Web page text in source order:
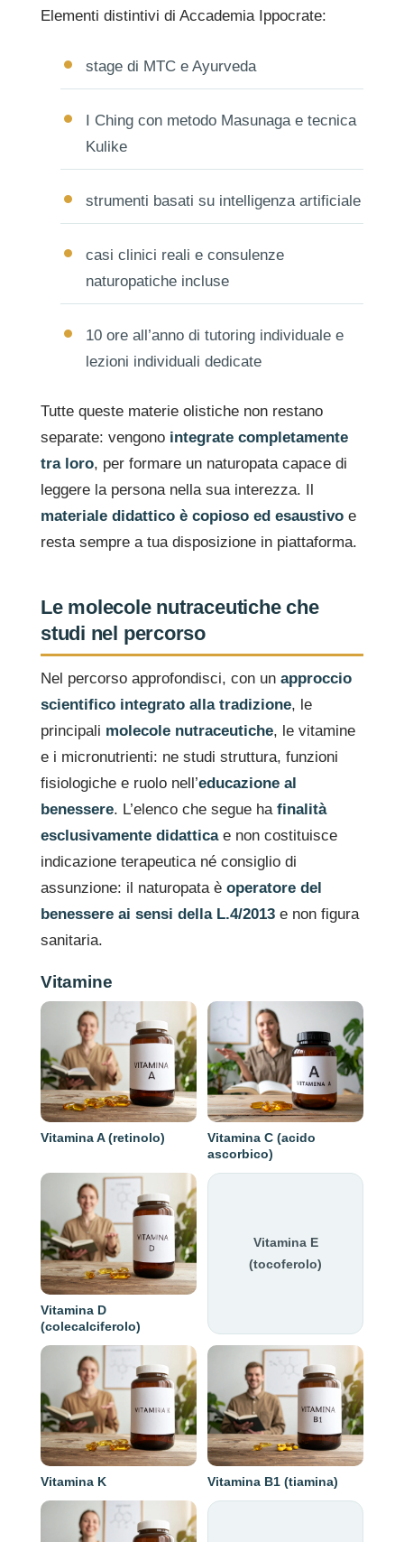
Elementi distintivi di Accademia Ippocrate:
stage di MTC e Ayurveda
I Ching con metodo Masunaga e tecnica
Kulike
strumenti basati su intelligenza artificiale
casi clinici reali e consulenze
naturopatiche incluse
10 ore all’anno di tutoring individuale e
lezioni individuali dedicate
Tutte queste materie olistiche non restano
separate: vengono integrate completamente
tra loro, per formare un naturopata capace di
leggere la persona nella sua interezza. Il
materiale didattico è copioso ed esaustivo e
resta sempre a tua disposizione in piattaforma.
Le molecole nutraceutiche che
studi nel percorso
Nel percorso approfondisci, con un approccio
scientifico integrato alla tradizione, le
principali molecole nutraceutiche, le vitamine
e i micronutrienti: ne studi struttura, funzioni
fisiologiche e ruolo nell’educazione al
benessere. L’elenco che segue ha finalità
esclusivamente didatticae non costituisce
indicazione terapeutica né consiglio di
assunzione: il naturopata è operatore del
benessere ai sensi della L.4/2013 e non figura
sanitaria.
Vitamine
Vitamina A (retinolo)
Vitamina C (acido
ascorbico)
Vitamina D
(colecalciferolo)
Vitamina E
(tocoferolo)
Vitamina K Vitamina B1 (tiamina)